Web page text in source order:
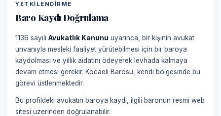
YETKILENDIRME
Baro Kaydı Doğrulama
1136 sayılı Avukatlık Kanunu uyarınca, bir kişinin avukat
unvanıyla mesleki faaliyet yürütebilmesi için bir baroya
kaydolması ve yıllık aidatını ödeyerek levhada kalmaya
devam etmesi gerekir. Kocaeli Barosu, kendi bölgesinde bu
görevi üstlenmektedir.
Bu profildeki avukatın baroya kaydı, ilgili baronun resmi web
sitesi üzerinden doğrulanabilir.